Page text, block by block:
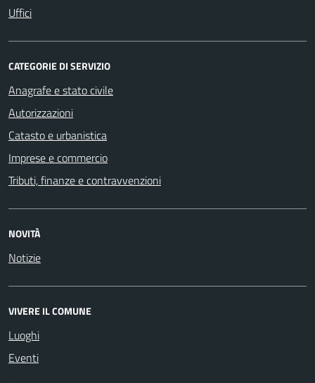
Uffici
CATEGORIE DI SERVIZIO
Anagrafe e stato civile
Autorizzazioni
Catasto e urbanistica
Imprese e commercio
Tributi, finanze e contravvenzioni
NOVITÀ
Notizie
VIVERE IL COMUNE
Luoghi
Eventi